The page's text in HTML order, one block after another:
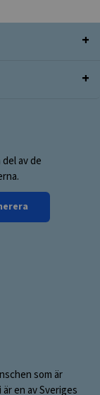
av de
som är
en av Sveriges